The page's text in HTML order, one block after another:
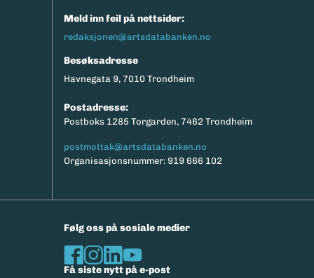
Meld inn feil på nettsider:
redaksjonen@artsdatabanken.no
Besøksadresse
Havnegata 9, 7010 Trondheim
Postadresse:
Postboks 1285 Torgarden, 7462 Trondheim
postmottak@artsdatabanken.no
Organisasjonsnummer: 919 666 102
Følg oss på sosiale medier
Få siste nytt på e-post